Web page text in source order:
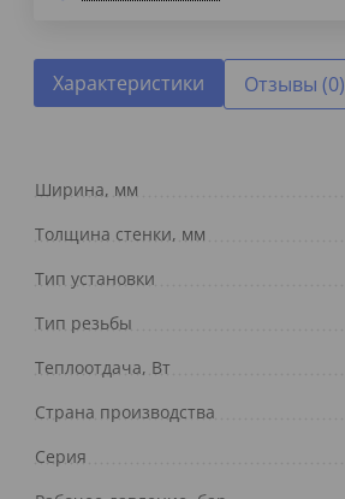
Характеристики Отзывы (0)
Ширина, мм
Толщина стенки, мм
Тип установки
Тип резьбы
Теплоотдача, Вт
Страна производства
Серия